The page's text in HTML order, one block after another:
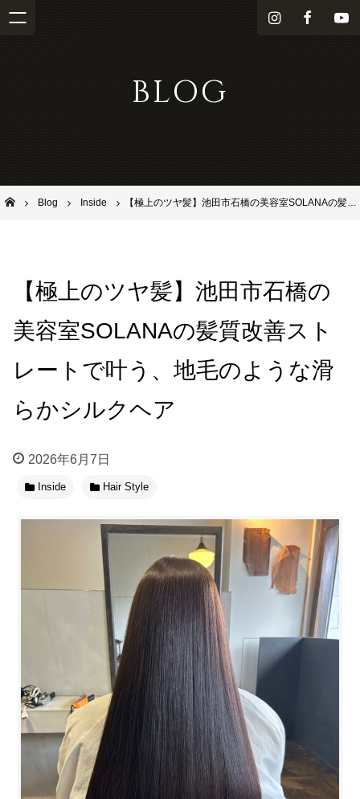
i
m
Y
BLOG
池田市石橋の美容室ならヘアサロンSolana（ソラーナ）
Blog Inside 【極上のツヤ髪】池田市石橋の美容室SOLANAの髪質改善ストレートで叶う、地毛のような滑らかシルクヘア
【極上のツヤ髪】池田市石橋の
美容室SOLANAの髪質改善スト
レートで叶う、地毛のような滑
らかシルクヘア
2026年6月7日
Inside Hair Style